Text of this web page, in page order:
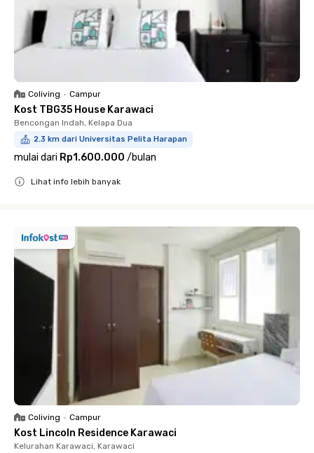
Coliving • Campur
Kost TBG35 House Karawaci
Bencongan Indah, Kelapa Dua
2.3 km dari Universitas Pelita Harapan
mulai dari Rp1.600.000 /bulan
Lihat info lebih banyak
Coliving • Campur
Kost Lincoln Residence Karawaci
Kelurahan Karawaci, Karawaci